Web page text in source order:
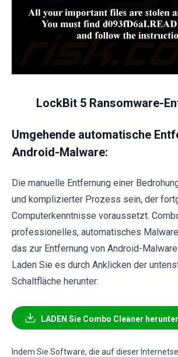
LockBit 5 Ransomware-
Umgehende automatische
Android-Malware:
Die manuelle Entfernung einer
und komplizierter Prozess sein, der
Computerkenntnisse voraussetzt.
professionelles, automatisches
das zur Entfernung von Android-
Laden Sie es durch Anklicken der
Schaltfläche herunter:
LADEN Sie Combo Cleaner
Indem Sie Software, die auf dieser